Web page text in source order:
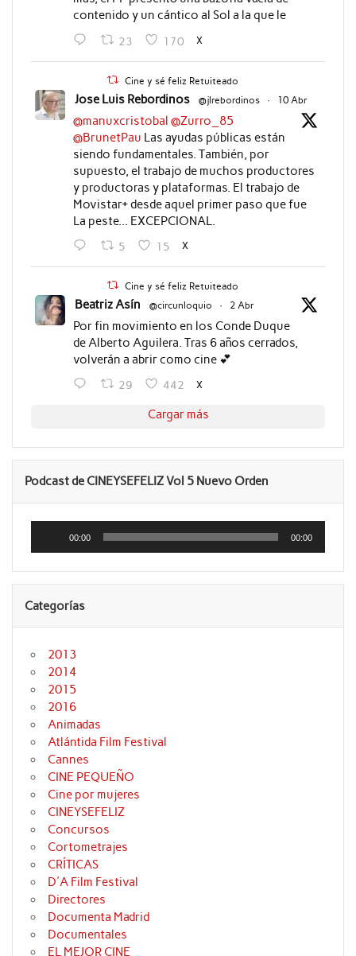
contenido y un cántico al Sol a la que le
23 170 X
Cine y sé feliz Retuiteado
Jose Luis Rebordinos @jlrebordinos · 10 Abr
@manuxcristobal @Zurro_85
@BrunetPau Las ayudas públicas están
siendo fundamentales. También, por
supuesto, el trabajo de muchos productores
y productoras y plataformas. El trabajo de
Movistar+ desde aquel primer paso que fue
La peste... EXCEPCIONAL.
5 15 X
Cine y sé feliz Retuiteado
Beatriz Asín @circunloquio · 2 Abr
Por fin movimiento en los Conde Duque
de Alberto Aguilera. Tras 6 años cerrados,
volverán a abrir como cine 💕
29 442 X
Cargar más
Podcast de CINEYSEFELIZ Vol 5 Nuevo Orden
audio
00:00 00:00
Categorías
2013
2014
2015
2016
Animadas
Atlántida Film Festival
Cannes
CINE PEQUEÑO
Cine por mujeres
CINEYSEFELIZ
Concursos
Cortometrajes
CRÍTICAS
D'A Film Festival
Directores
Documenta Madrid
Documentales
EL MEJOR CINE